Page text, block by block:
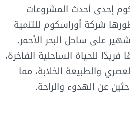
إحدى أحدث المشروعات
شركة أوراسكوم للتنمية
على ساحل البحر الأحمر.
للحياة الساحلية الفاخرة،
والطبيعة الخلابة، مما
عن الهدوء والراحة.